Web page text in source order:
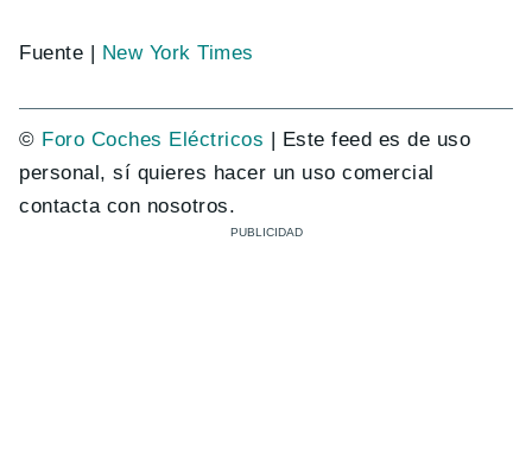
Fuente | New York Times
© Foro Coches Eléctricos | Este feed es de uso
personal, sí quieres hacer un uso comercial
contacta con nosotros.